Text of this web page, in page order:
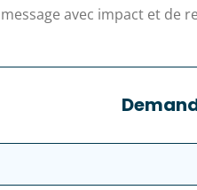
avec impact et